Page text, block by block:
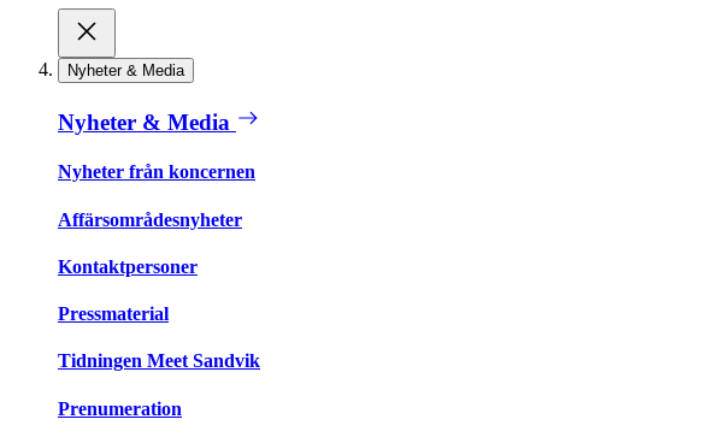
Nyheter & Media
Nyheter & Media
Nyheter från koncernen
Affärsområdesnyheter
Kontaktpersoner
Pressmaterial
Tidningen Meet Sandvik
Prenumeration